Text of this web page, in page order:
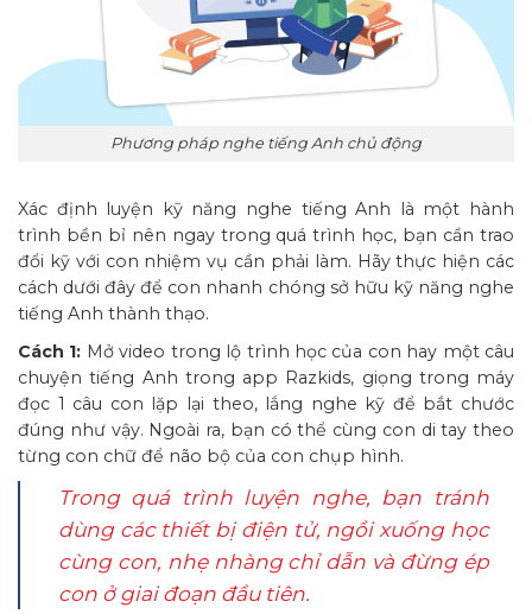
Phương pháp nghe tiếng Anh chủ động
Xác định luyện kỹ năng nghe tiếng Anh là một hành
trình bền bỉ nên ngay trong quá trình học, bạn cần trao
đổi kỹ với con nhiệm vụ cần phải làm. Hãy thực hiện các
cách dưới đây để con nhanh chóng sở hữu kỹ năng nghe
tiếng Anh thành thạo.
Cách 1: Mở video trong lộ trình học của con hay một câu
chuyện tiếng Anh trong app Razkids, giọng trong máy
đọc 1 câu con lặp lại theo, lắng nghe kỹ để bắt chước
đúng như vậy. Ngoài ra, bạn có thể cùng con di tay theo
từng con chữ để não bộ của con chụp hình.
Trong quá trình luyện nghe, bạn tránh
dùng các thiết bị điện tử, ngồi xuống học
cùng con, nhẹ nhàng chỉ dẫn và đừng ép
con ở giai đoạn đầu tiên.